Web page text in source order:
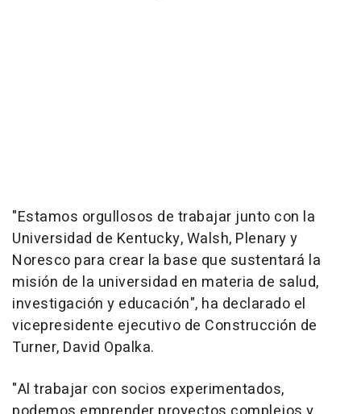
"Estamos orgullosos de trabajar junto con la
Universidad de Kentucky, Walsh, Plenary y
Noresco para crear la base que sustentará la
misión de la universidad en materia de salud,
investigación y educación", ha declarado el
vicepresidente ejecutivo de Construcción de
Turner, David Opalka.
"Al trabajar con socios experimentados,